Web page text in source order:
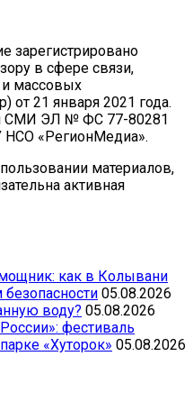
зарегистрировано
в сфере связи,
массовых
от 21 января 2021 года.
СМИ ЭЛ № ФС 77-80281
НСО «РегионМедиа».
материалов,
активная
как в Колывани
05.08.2026
воду? 05.08.2026
фестиваль
«Хуторок» 05.08.2026